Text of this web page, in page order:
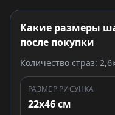
Какие размеры
после покупки
Количество страз:
РАЗМЕР РИСУНКА
22x46 см